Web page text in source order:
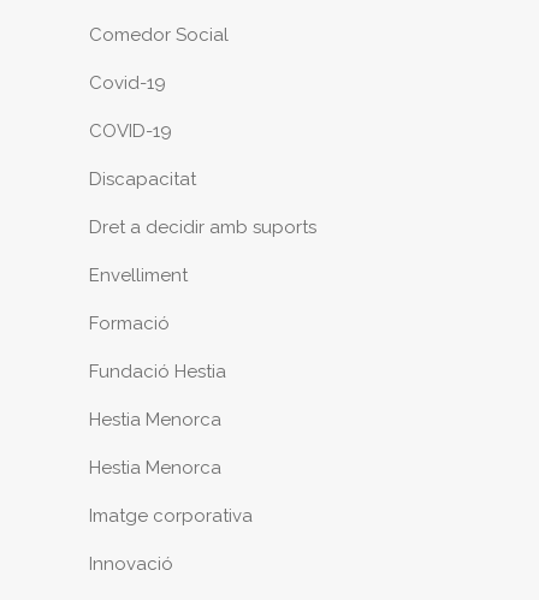
Comedor Social
Covid-19
COVID-19
Discapacitat
Dret a decidir amb suports
Envelliment
Formació
Fundació Hestia
Hestia Menorca
Hestia Menorca
Imatge corporativa
Innovació